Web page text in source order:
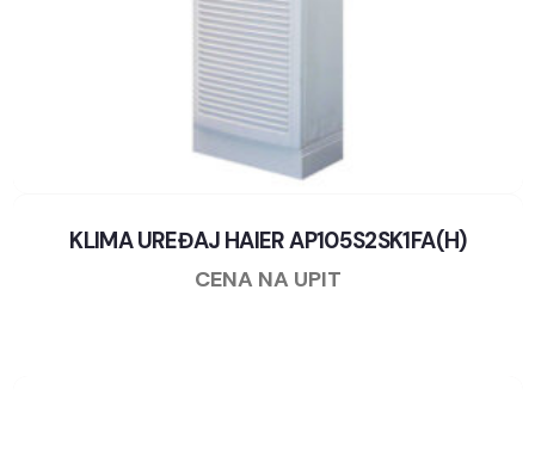
KLIMA UREĐAJ HAIER AP105S2SK1FA(H)
CENA NA UPIT